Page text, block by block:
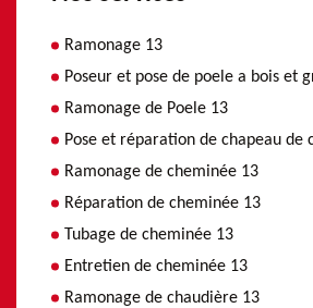
Ramonage 13
Poseur et pose de poele a bois et
Ramonage de Poele 13
Pose et réparation de chapeau de
Ramonage de cheminée 13
Réparation de cheminée 13
Tubage de cheminée 13
Entretien de cheminée 13
Ramonage de chaudière 13